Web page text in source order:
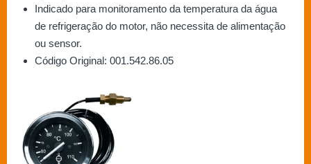
Indicado para monitoramento da temperatura da água
de refrigeração do motor, não necessita de alimentação
ou sensor.
Código Original: 001.542.86.05